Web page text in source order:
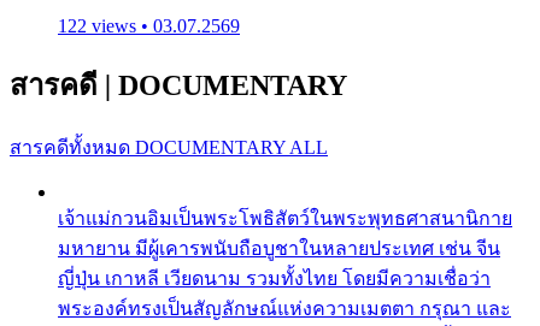
122 views • 03.07.2569
สารคดี | DOCUMENTARY
สารคดีทั้งหมด DOCUMENTARY ALL
เจ้าแม่กวนอิมเป็นพระโพธิสัตว์ในพระพุทธศาสนานิกาย
มหายาน มีผู้เคารพนับถือบูชาในหลายประเทศ เช่น จีน
ญี่ปุ่น เกาหลี เวียดนาม รวมทั้งไทย โดยมีความเชื่อว่า
พระองค์ทรงเป็นสัญลักษณ์แห่งความเมตตา กรุณา และ